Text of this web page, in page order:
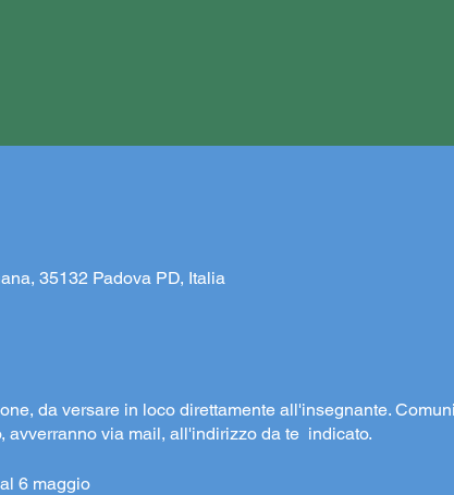
35132 Padova PD, Italia
da versare in loco direttamente all'insegnante.
avverranno via mail, all'indirizzo da te indicato.
6 maggio